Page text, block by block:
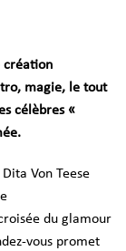
création
magie, le tout
célèbres «
Von Teese
du glamour
vous promet